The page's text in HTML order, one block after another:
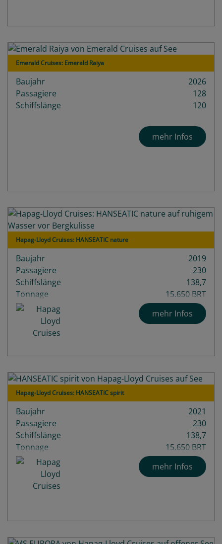
Emerald Cruises: Emerald Raiya
Baujahr
2026
Passagiere
128
Schiffslänge
120
mehr Infos
Hapag-Lloyd Cruises: HANSEATIC nature
Baujahr
2019
Passagiere
230
Schiffslänge
138,7
Tonnage
15.650 BRT
mehr Infos
Hapag-Lloyd Cruises: HANSEATIC spirit
Baujahr
2021
Passagiere
230
Schiffslänge
138,7
Tonnage
15.650 BRT
mehr Infos